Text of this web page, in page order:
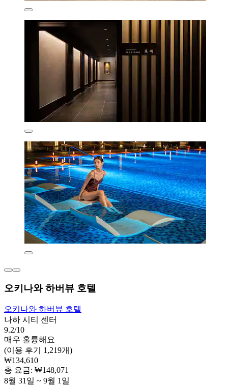
오키나와 하버뷰 호텔
오키나와 하버뷰 호텔
나하 시티 센터
9.2/10
매우 훌륭해요
(이용 후기 1,219개)
₩134,610
총 요금: ₩148,071
8월 31일 ~ 9월 1일